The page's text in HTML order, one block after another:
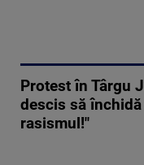
Protest în Târgu
descis să
rasismul!"